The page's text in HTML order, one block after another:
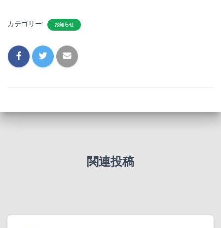
カテゴリー: お知らせ
関連投稿